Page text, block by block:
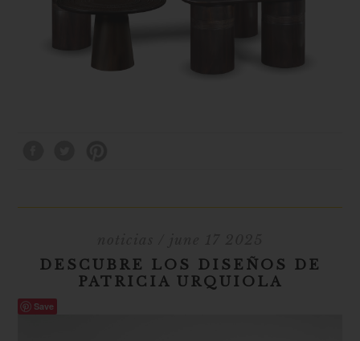
DESCUBRE LOS DISEÑOS DE
PATRICIA URQUIOLA
Save